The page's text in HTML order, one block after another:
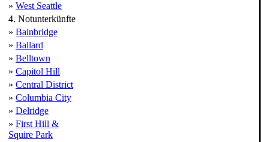
» West Seattle
4. Notunterkünfte
» Bainbridge
» Ballard
» Belltown
» Capitol Hill
» Central District
» Columbia City
» Delridge
» First Hill &
Squire Park